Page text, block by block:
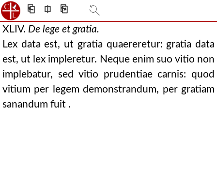
⎗ ⎅ ⎘
XLIV. De lege et gratia.
Lex data est, ut gratia quaereretur: gratia data
est, ut lex impleretur. Neque enim suo vitio non
implebatur, sed vitio prudentiae carnis: quod
vitium per legem demonstrandum, per gratiam
sanandum fuit .